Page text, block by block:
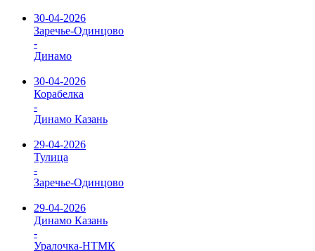
30-04-2026
Заречье-Одинцово
-
Динамо
30-04-2026
Корабелка
-
Динамо Казань
29-04-2026
Тулица
-
Заречье-Одинцово
29-04-2026
Динамо Казань
-
Уралочка-НТМК